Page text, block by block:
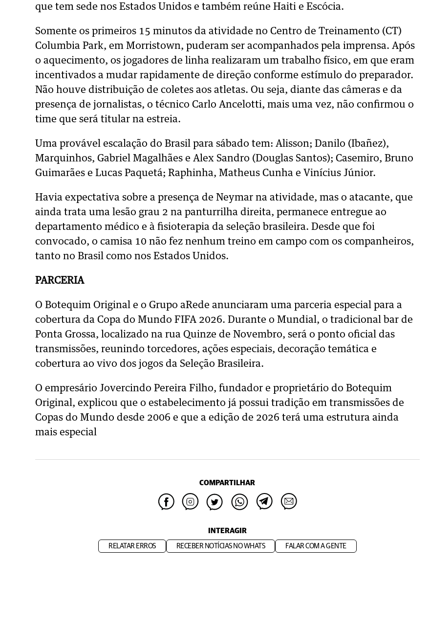
que tem sede nos Estados Unidos e também reúne Haiti e Escócia.
Somente os primeiros 15 minutos da atividade no Centro de Treinamento (CT)
Columbia Park, em Morristown, puderam ser acompanhados pela imprensa. Após
o aquecimento, os jogadores de linha realizaram um trabalho físico, em que eram
incentivados a mudar rapidamente de direção conforme estímulo do preparador.
Não houve distribuição de coletes aos atletas. Ou seja, diante das câmeras e da
presença de jornalistas, o técnico Carlo Ancelotti, mais uma vez, não confirmou o
time que será titular na estreia.
Uma provável escalação do Brasil para sábado tem: Alisson; Danilo (Ibañez),
Marquinhos, Gabriel Magalhães e Alex Sandro (Douglas Santos); Casemiro, Bruno
Guimarães e Lucas Paquetá; Raphinha, Matheus Cunha e Vinícius Júnior.
Havia expectativa sobre a presença de Neymar na atividade, mas o atacante, que
ainda trata uma lesão grau 2 na panturrilha direita, permanece entregue ao
departamento médico e à fisioterapia da seleção brasileira. Desde que foi
convocado, o camisa 10 não fez nenhum treino em campo com os companheiros,
tanto no Brasil como nos Estados Unidos.
PARCERIA
O Botequim Original e o Grupo aRede anunciaram uma parceria especial para a
cobertura da Copa do Mundo FIFA 2026. Durante o Mundial, o tradicional bar de
Ponta Grossa, localizado na rua Quinze de Novembro, será o ponto oficial das
transmissões, reunindo torcedores, ações especiais, decoração temática e
cobertura ao vivo dos jogos da Seleção Brasileira.
O empresário Jovercindo Pereira Filho, fundador e proprietário do Botequim
Original, explicou que o estabelecimento já possui tradição em transmissões de
Copas do Mundo desde 2006 e que a edição de 2026 terá uma estrutura ainda
mais especial
COMPARTILHAR
INTERAGIR
RELATAR ERROS RECEBER NOTÍCIAS NO WHATS FALAR COM A GENTE